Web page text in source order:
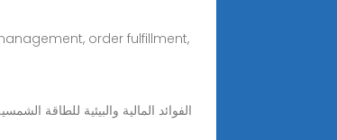
order fulfillment,